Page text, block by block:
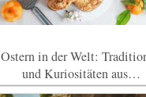
Ostern in der Welt:
und Kuriositäten aus…